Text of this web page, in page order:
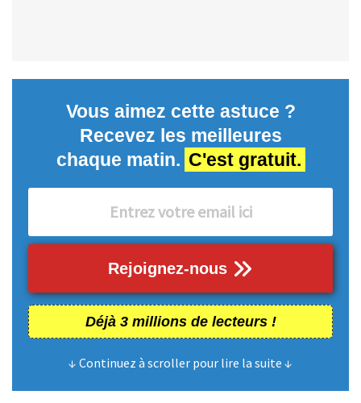
Vous aimez cette astuce ?
Recevez les meilleures
chaque matin. C'est gratuit.
Rejoignez-nous
Déjà 3 millions de lecteurs !
↓ Continuez à scroller pour lire la suite ↓